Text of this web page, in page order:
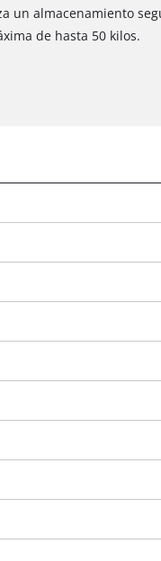
un almacenamiento
de hasta 50 kilos.